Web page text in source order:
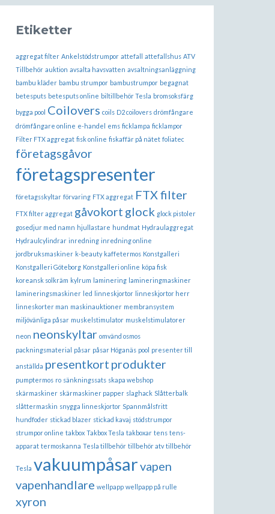
Etiketter
aggregat filter Ankelstödstrumpor attefall attefallshus ATV
Tillbehör auktion avsalta havsvatten avsaltningsanläggning
bambu kläder bambu strumpor bambustrumpor begagnat
betesputs betesputs online biltillbehör Tesla bromsoksfärg
bygga pool Coilovers coils D2 coilovers drömfångare
drömfångare online e-handel ems ficklampa ficklampor
Filter FTX aggregat fisk online fiskaffär på nätet foliatec
företagsgåvor
företagspresenter
företagsskyltar förvaring FTX aggregat FTX filter
FTX filter aggregat gåvokort glock glock pistoler
gosedjur med namn hjullastare hundmat Hydraulaggregat
Hydraulcylindrar inredning inredning online
jordbruksmaskiner k-beauty kaffetermos Konstgalleri
Konstgalleri Göteborg Konstgalleri online köpa fisk
koreansk solkräm kylrum laminering lamineringmaskiner
lamineringsmaskiner led linneskjortor linneskjortor herr
linneskorter man maskinauktioner membransystem
miljövänliga påsar muskelstimulator muskelstimulatorer
neon neonskyltar omvänd osmos
packningsmaterial påsar påsar Höganäs pool presenter till
anställda presentkort produkter
pumptermos ro sänkningssats skapa webshop
skärmaskiner skärmaskiner papper slaghack Slåtterbalk
slåttermaskin snygga linneskjortor Spannmålsfritt
hundfoder stickad blazer stickad kavaj stödstrumpor
strumpor online takbox Takbox Tesla takboxar tens tens-
apparat termoskanna Tesla tillbehör tillbehör atv tillbehör
Tesla vakuumpåsarvapen
vapenhandlare wellpapp wellpapp på rulle
xyron